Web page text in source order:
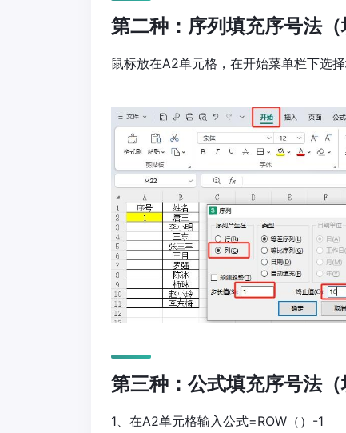
第二种：序列填充序号法（
鼠标放在A2单元格，在开始菜单栏下选
第三种：公式填充序号法（
1、在A2单元格输入公式=ROW（）-1